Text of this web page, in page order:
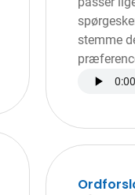
stemme